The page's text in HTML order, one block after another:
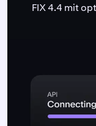
FIX 4.4 mit